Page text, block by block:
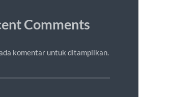
Comments
komentar untuk ditampilkan.